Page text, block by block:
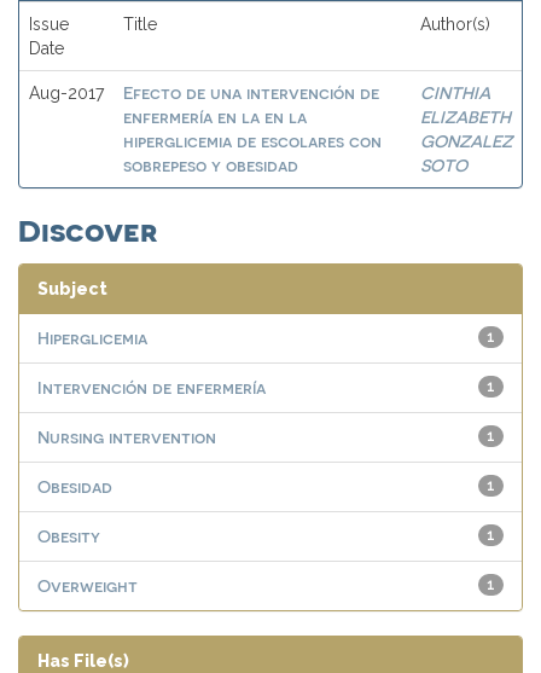
Issue
Date
Title Author(s)
Aug-2017
Efecto de una intervención de
enfermería en la en la
hiperglicemia de escolares con
sobrepeso y obesidad
CINTHIA
ELIZABETH
GONZALEZ
SOTO
Discover
Subject
1
Hiperglicemia
1
Intervención de enfermería
1
Nursing intervention
1
Obesidad
1
Obesity
1
Overweight
Has File(s)